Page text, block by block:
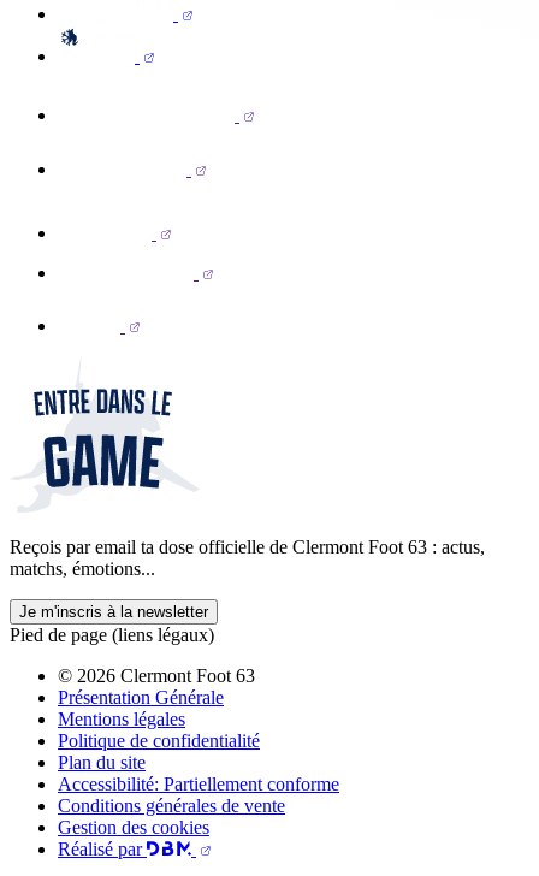
Reçois par email ta dose officielle de Clermont Foot 63 : actus,
matchs, émotions...
Je m'inscris à la newsletter
Pied de page (liens légaux)
© 2026 Clermont Foot 63
Présentation Générale
Mentions légales
Politique de confidentialité
Plan du site
Accessibilité: Partiellement conforme
Conditions générales de vente
Gestion des cookies
Réalisé par